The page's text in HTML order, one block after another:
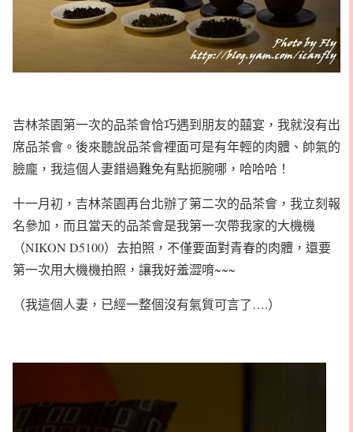
吉林茶園第一次的品茶會恰巧遇到朋友的囍宴，我就沒有出
席品茶會。後來聽說品茶會裡面可是有年輕的肉體、帥氣的
臉龐，我這個人妻錯過難免有點扼腕哪，哈哈哈！
十一月初，吉林茶園再台北辦了第二次的品茶會，我立刻報
名參加，而且當天的品茶會是我第一次帶我家的大機機
（NIKON D5100）去拍照，不僅要面對青春的肉體，還要
第一次用大機機拍照，讓我好羞澀唷~~~
（我這個人妻，已經一整個沒有氣質可言了….）